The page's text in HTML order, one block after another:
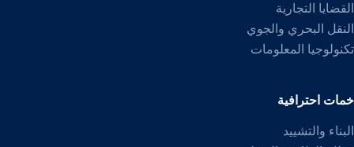
القضايا التجارية
النقل البحري والجوي
تكنولوجيا المعلومات
خمات احترافية
البناء والتشييد